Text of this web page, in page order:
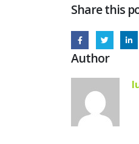
Share this
Author